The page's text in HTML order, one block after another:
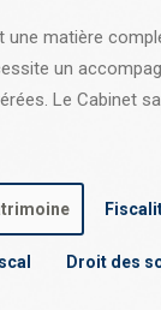
une matière
un
Le Cabinet
Droit des